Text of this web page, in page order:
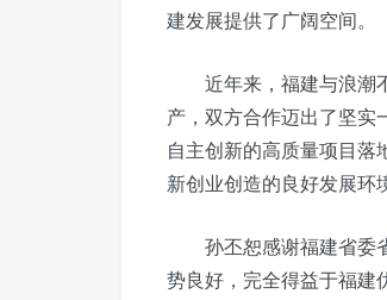
建发展提供了广阔空间。
近年来，福建与浪潮
产，双方合作迈出了坚实
自主创新的高质量项目落
新创业创造的良好发展环
孙丕恕感谢福建省委
势良好，完全得益于福建